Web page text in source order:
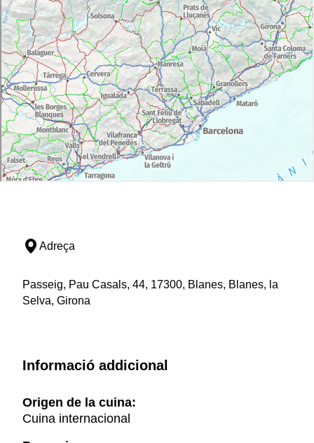
Adreça
Passeig, Pau Casals, 44, 17300, Blanes, Blanes, la
Selva, Girona
Informació addicional
Origen de la cuina:
Cuina internacional